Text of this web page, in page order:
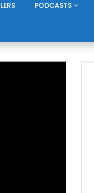
PODCASTS